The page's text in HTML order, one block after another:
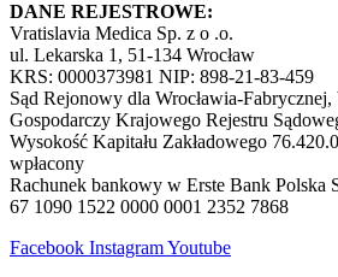
DANE REJESTROWE:
Vratislavia Medica Sp. z o .o.
ul. Lekarska 1, 51-134 Wrocław
KRS: 0000373981 NIP: 898-21-83-459
Sąd Rejonowy dla Wrocławia-
Gospodarczy Krajowego Rejestru
Wysokość Kapitału Zakładowego
wpłacony
Rachunek bankowy w Erste Bank Polska
67 1090 1522 0000 0001 2352 7868
Facebook InstagramYoutube